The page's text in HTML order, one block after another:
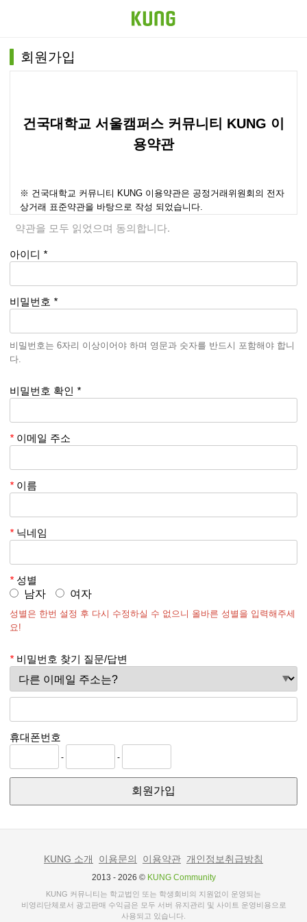
회원가입
건국대학교 서울캠퍼스 커뮤니티 KUNG 이
용약관
※ 건국대학교 커뮤니티 KUNG 이용약관은 공정거래위원회의 전자
상거래 표준약관을 바탕으로 작성 되었습니다.
한다)를 이용함에 있어 KUNG과 이용자의 권리․의무 및 책임사항을
① “서비스”라 함은 이용되어지는 통신기기나 단말기 (PC 혹은 휴대
용자”가 이용할 수 있는“KUNG”관련 제반 서비스를 의미한다.
② “이용자”란 “KUNG”에 접속하여 이 약관에 따라 “KUNG”이
제공하는 서비스를 받는 회원 및 비회원을 말한다.
③ “회원”이라 함은 “KUNG”에 회원등록을 한 자로서, 계속적
으로 “KUNG”이 제공하는 서비스를 이용할 수 있는 자를 말한다.
④ “비회원”이라 함은 회원에 가입하지 않고 “KUNG”이 제공하는 서
비스를 이용하는 자를 말한다.
⑤ “이용계약”이라 함은 “KUNG”의 서비스 이용과 관련하여
“KUNG”과 이용자 간에 체결하는 계약을 의미한다.
⑥ “아이디 (ID)" 라 함은 “회원”의 식별과 서비스 이용을 위하여 “회
약관을 모두 읽었으며 동의합니다.
아이디 *
비밀번호 *
비밀번호는 6자리 이상이어야 하며 영문과 숫자를 반드시 포함해야 합니
다.
비밀번호 확인 *
* 이메일 주소
* 이름
* 닉네임
* 성별
남자
여자
성별은 한번 설정 후 다시 수정하실 수 없으니 올바른 성별을 입력해주세
요!
* 비밀번호 찾기 질문/답변
휴대폰번호
- -
회원가입
KUNG 소개 이용문의 이용약관 개인정보취급방침
2013 - 2026 © KUNG Community
KUNG 커뮤니티는 학교법인 또는 학생회비의 지원없이 운영되는
비영리단체로서 광고판매 수익금은 모두 서버 유지관리 및 사이트 운영비용으로
사용되고 있습니다.